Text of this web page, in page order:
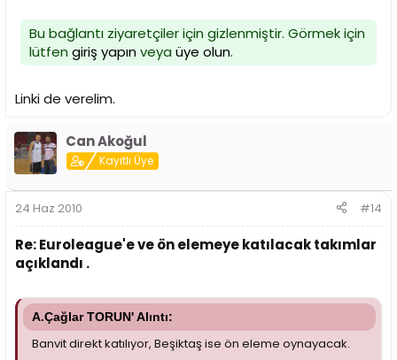
Bu bağlantı ziyaretçiler için gizlenmiştir. Görmek için
lütfen giriş yapınveya üye olun.
Linki de verelim.
Can Akoğul
Kayıtlı Üye
24 Haz 2010 #14
Re: Euroleague'e ve ön elemeye katılacak takımlar
açıklandı .
A.Çağlar TORUN' Alıntı:
Banvit direkt katılıyor, Beşiktaş ise ön eleme oynayacak.